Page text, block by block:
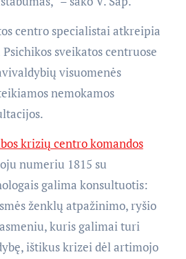
centro specialistai atkreipia
sveikatos centruose
visuomenės
nemokamos
krizių centro komandos
numeriu 1815 su
galima konsultuotis:
ženklų atpažinimo, ryšio
kuris galimai turi
ištikus krizei dėl artimojo